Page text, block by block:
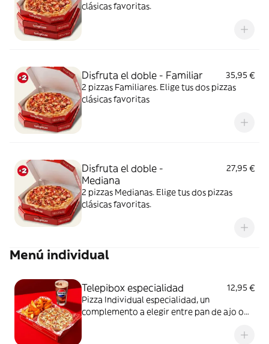
clásicas favoritas.
Disfruta el doble - Familiar
35,95 €
2 pizzas Familiares. Elige tus dos pizzas
clásicas favoritas
Disfruta el doble -
Mediana
27,95 €
2 pizzas Medianas. Elige tus dos pizzas
clásicas favoritas.
Menú individual
Telepibox especialidad
12,95 €
Pizza Individual especialidad, un
complemento a elegir entre pan de ajo o